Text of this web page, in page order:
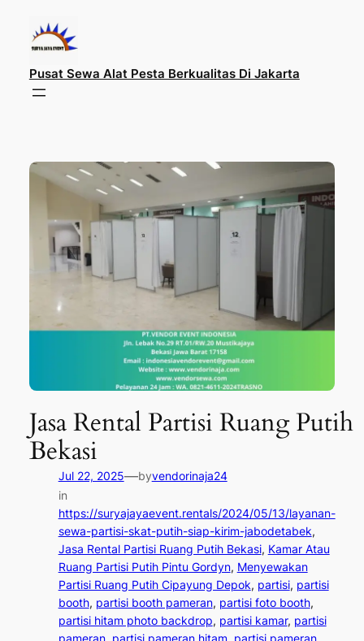
konten
Pusat Sewa Alat Pesta Berkualitas Di Jakarta
Jasa Rental Partisi Ruang Putih
Bekasi
Jul 22, 2025—byvendorinaja24
in
https://suryajayaevent.rentals/2024/05/13/layanan-
sewa-partisi-skat-putih-siap-kirim-jabodetabek
Jasa Rental Partisi Ruang Putih Bekasi, Kamar Atau
Ruang Partisi Putih Pintu Gordyn, Menyewakan
Partisi Ruang Putih Cipayung Depok, partisi, partisi
booth, partisi booth pameran, partisi foto booth
partisi hitam photo backdrop, partisi kamar, partisi